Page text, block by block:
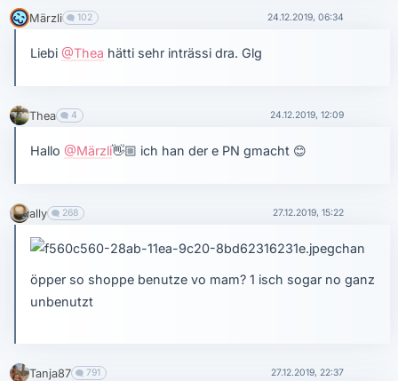
Märzli 102 24.12.2019, 06:34
Liebi @Thea hätti sehr inträssi dra. Glg
Thea 4 24.12.2019, 12:09
Hallo @Märzli👋🏼 ich han der e PN gmacht 😊
ally 268 27.12.2019, 15:22
chan
öpper so shoppe benutze vo mam? 1 isch sogar no ganz
unbenutzt
Tanja87 791 27.12.2019, 22:37